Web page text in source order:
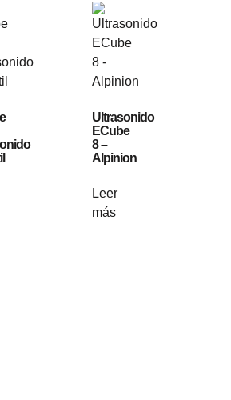
Ultrasonido
ECube
8 –
Alpinion
Leer
más